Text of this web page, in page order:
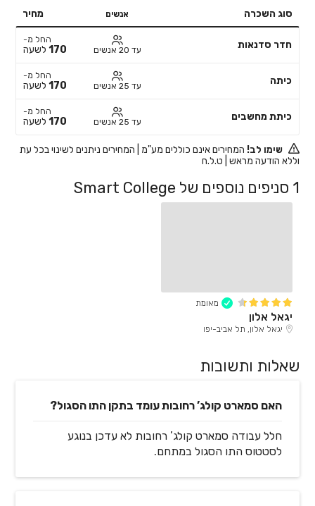
סוג השכרה אנשים מחיר
חדר סדנאות עד 20 אנשים
החל מ-
170 לשעה
כיתה עד 25 אנשים
החל מ-
170 לשעה
כיתת מחשבים עד 25 אנשים
החל מ-
170 לשעה
שימו לב! המחירים אינם כוללים מע"מ | המחירים ניתנים לשינוי בכל עת
וללא הודעה מראש | ט.ל.ח
1 סניפים נוספים של Smart College
מאומת
יגאל אלון
יגאל אלון, תל אביב-יפו
שאלות ותשובות
האם סמארט קולג’ רחובות עומד בתקן התו הסגול?
חלל עבודה סמארט קולג’ רחובות לא עדכן בנוגע
לסטטוס התו הסגול במתחם.